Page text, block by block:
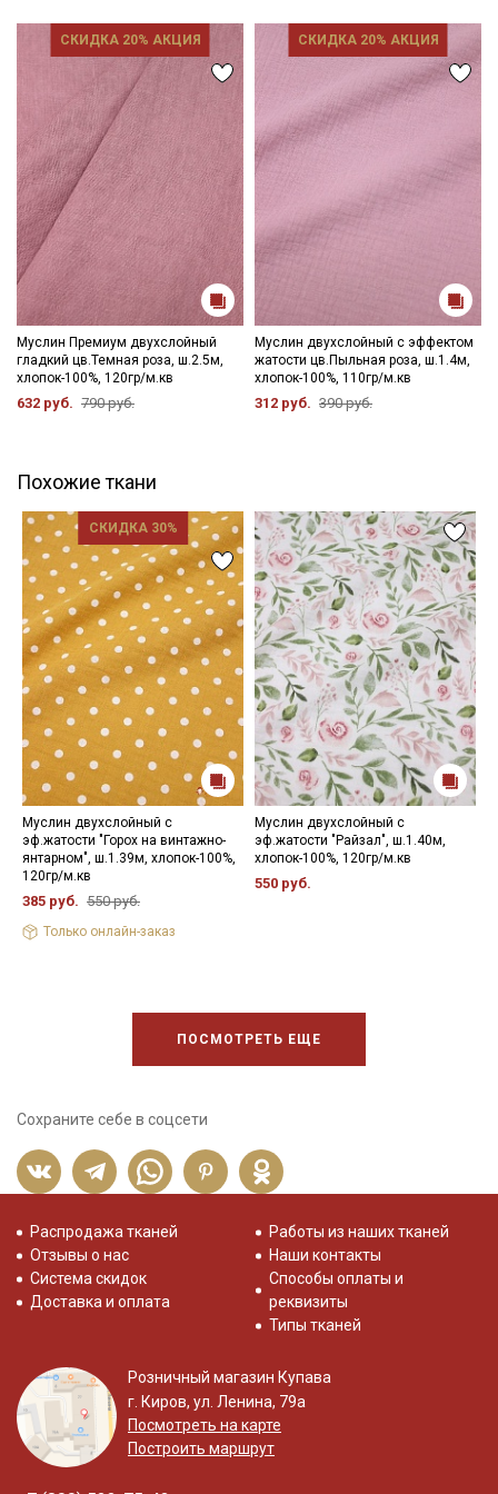
сочетании с сатином, вафельным полотном, фактурным
хлопком.
Ткань дает усадку до 5% перед пошивом постирайте отрез
при температуре дальнейших стирок, не выше 40C
- стирка до 40C, отжим до 600 оборотов
- запрещены отбеливатели
- сушить в подвешенном и расправленном состоянии
- гладить не рекомендуется, после глажки жатый эффект
уменьшается, допускается вертикальное отпаривание.
Цветопередача (тон) может отличаться от оригинального
цвета ткани в зависимости от настроек вашего монитора и в
зависимости от партии.
СКИДКА 20% АКЦИЯ
Муслин Премиум двухслойный
гладкий цв.Темная роза, ш.2.5м,
хлопок-100%, 120гр/м.кв
632 руб. 790 руб.
СКИДКА 20% АКЦИЯ
Муслин двухслойный с эффектом
жатости цв.Пыльная роза, ш.1.4м,
хлопок-100%, 110гр/м.кв
312 руб. 390 руб.
Похожие ткани
СКИДКА 30%
Муслин двухслойный с
эф.жатости "Горох на винтажно-
янтарном", ш.1.39м, хлопок-100%,
120гр/м.кв
385 руб. 550 руб.
Только онлайн-заказ
Муслин двухслойный с
эф.жатости "Райзал", ш.1.40м,
хлопок-100%, 120гр/м.кв
550 руб.
ПОСМОТРЕТЬ ЕЩЕ
Сохраните себе в соцсети
Распродажа тканей
Отзывы о нас
Система скидок
Доставка и оплата
Работы из наших тканей
Наши контакты
Способы оплаты и
реквизиты
Типы тканей
Розничный магазин Купава
г. Киров, ул. Ленина, 79а
Посмотреть на карте
Построить маршрут